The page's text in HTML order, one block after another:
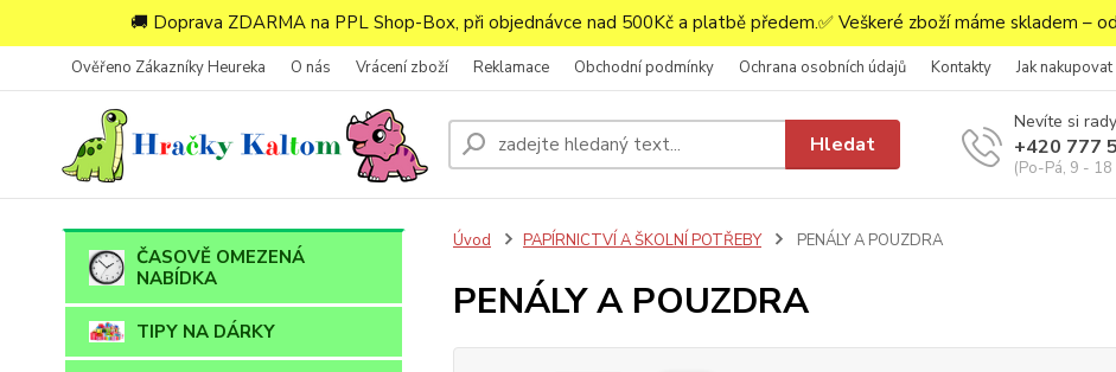
🚚 Doprava ZDARMA na PPL Shop-Box, při objednávce nad 500Kč a platbě předem.✅ Veškeré zboží máme skladem –
Ověřeno Zákazníky Heureka O nás Vrácení zboží Reklamace Obchodní podmínky Ochrana osobních údajů Kontakty Jak nakupovat
Hledat
Nevíte si
+420 777
(Po-Pá, 9 - 18
ČASOVĚ OMEZENÁ
NABÍDKA
TIPY NA DÁRKY
Úvod PAPÍRNICTVÍ A ŠKOLNÍ POTŘEBY PENÁLY A POUZDRA
PENÁLY A POUZDRA